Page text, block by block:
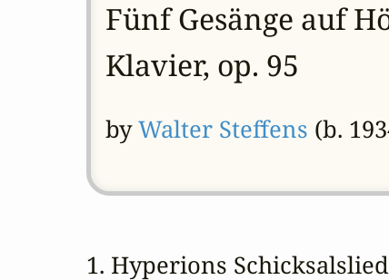
Fünf Gesänge auf
Klavier, op. 95
byWalter Steffens (b.
1. Hyperions Schicksalslied